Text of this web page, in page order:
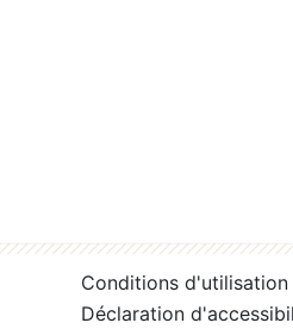
Conditions d'utilisation
Déclaration